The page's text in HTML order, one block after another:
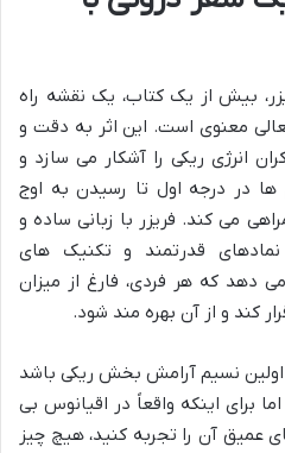
بیش از یک کتاب، یک نقشه راه
معنوی است. این اثر به دقت و
انرژی ریکی را آشکار می سازد و
ها در درجه اول تا رسیدن به اوج
می کند. فریزر با زبانی ساده و
نمادهای قدرتمند و تکنیک های
دهد که هر فردی، فارغ از میزان
کند و از آن بهره مند شود.
اولین نسیم آرامش بخش ریکی باشد
برای اینکه واقعاً در اقیانوس بی
عمیق آن را تجربه کنید، هیچ چیز